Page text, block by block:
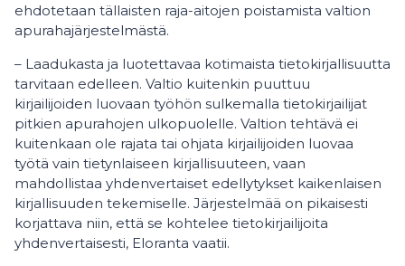
ehdotetaan tällaisten raja-aitojen poistamista valtion
apurahajärjestelmästä.
– Laadukasta ja luotettavaa kotimaista tietokirjallisuutta
tarvitaan edelleen. Valtio kuitenkin puuttuu
kirjailijoiden luovaan työhön sulkemalla tietokirjailijat
pitkien apurahojen ulkopuolelle. Valtion tehtävä ei
kuitenkaan ole rajata tai ohjata kirjailijoiden luovaa
työtä vain tietynlaiseen kirjallisuuteen, vaan
mahdollistaa yhdenvertaiset edellytykset kaikenlaisen
kirjallisuuden tekemiselle. Järjestelmää on pikaisesti
korjattava niin, että se kohtelee tietokirjailijoita
yhdenvertaisesti, Eloranta vaatii.